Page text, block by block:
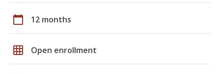
calendar_today 12 months
grid_on Open enrollment